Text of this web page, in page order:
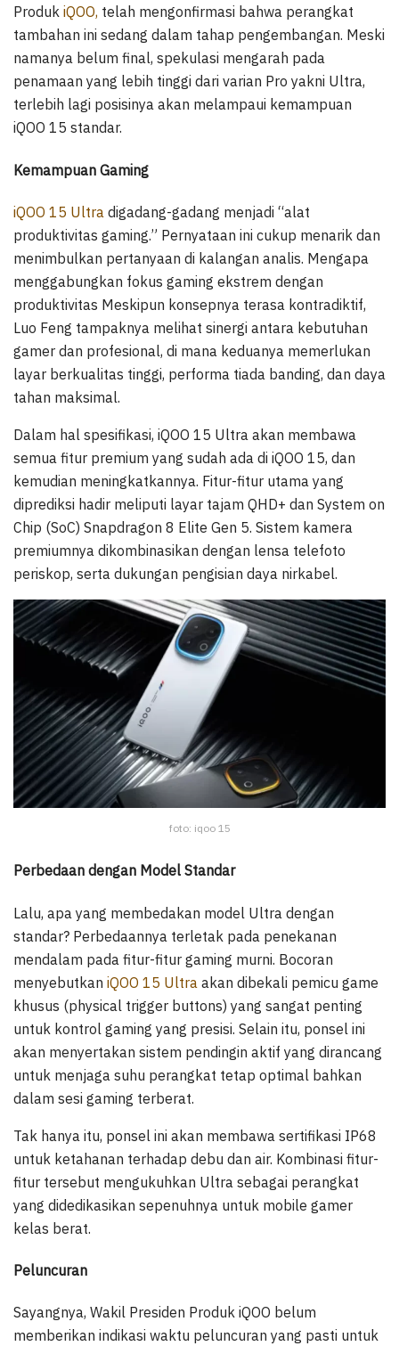
Produk iQOO, telah mengonfirmasi bahwa perangkat
tambahan ini sedang dalam tahap pengembangan. Meski
namanya belum final, spekulasi mengarah pada
penamaan yang lebih tinggi dari varian Pro yakni Ultra,
terlebih lagi posisinya akan melampaui kemampuan
iQOO 15 standar.
Kemampuan Gaming
iQOO 15 Ultra digadang-gadang menjadi “alat
produktivitas gaming.” Pernyataan ini cukup menarik dan
menimbulkan pertanyaan di kalangan analis. Mengapa
menggabungkan fokus gaming ekstrem dengan
produktivitas Meskipun konsepnya terasa kontradiktif,
Luo Feng tampaknya melihat sinergi antara kebutuhan
gamer dan profesional, di mana keduanya memerlukan
layar berkualitas tinggi, performa tiada banding, dan daya
tahan maksimal.
Dalam hal spesifikasi, iQOO 15 Ultra akan membawa
semua fitur premium yang sudah ada di iQOO 15, dan
kemudian meningkatkannya. Fitur-fitur utama yang
diprediksi hadir meliputi layar tajam QHD+ dan System on
Chip (SoC) Snapdragon 8 Elite Gen 5. Sistem kamera
premiumnya dikombinasikan dengan lensa telefoto
periskop, serta dukungan pengisian daya nirkabel.
foto: iqoo 15
Perbedaan dengan Model Standar
Lalu, apa yang membedakan model Ultra dengan
standar? Perbedaannya terletak pada penekanan
mendalam pada fitur-fitur gaming murni. Bocoran
menyebutkan iQOO 15 Ultra akan dibekali pemicu game
khusus (physical trigger buttons) yang sangat penting
untuk kontrol gaming yang presisi. Selain itu, ponsel ini
akan menyertakan sistem pendingin aktif yang dirancang
untuk menjaga suhu perangkat tetap optimal bahkan
dalam sesi gaming terberat.
Tak hanya itu, ponsel ini akan membawa sertifikasi IP68
untuk ketahanan terhadap debu dan air. Kombinasi fitur-
fitur tersebut mengukuhkan Ultra sebagai perangkat
yang didedikasikan sepenuhnya untuk mobile gamer
kelas berat.
Peluncuran
Sayangnya, Wakil Presiden Produk iQOO belum
memberikan indikasi waktu peluncuran yang pasti untuk